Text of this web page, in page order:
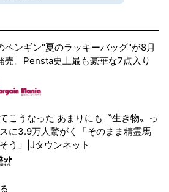
ペンギン"夏のラッキーバッグ"が8月
売。Pensta史上最も豪華な7点入り
こうなった あまりにも〝生き物〟っ
に3.9万人驚がく「そのまま精霊馬
う」|Jタウンネット